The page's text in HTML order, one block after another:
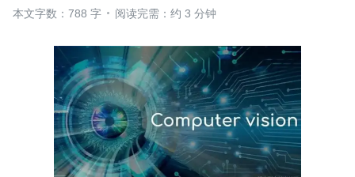
本文字数：788 字
阅读完需：约 3 分钟